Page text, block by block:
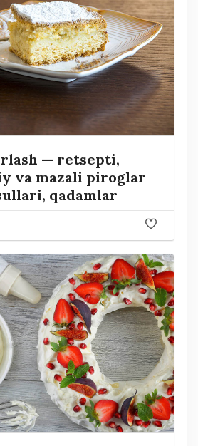
— retsepti,
va mazali piroglar
qadamlar